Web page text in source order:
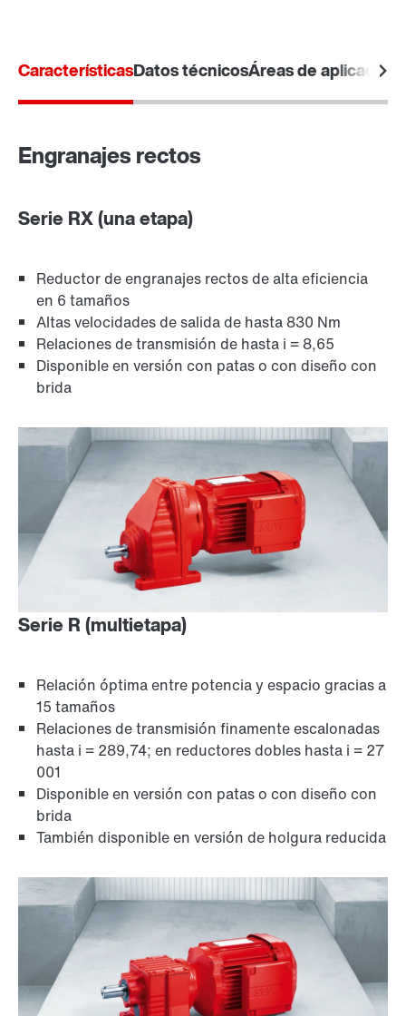
Unidades de diagnóstico Opción /DUE
Otras características adicionales
CaracterísticasDatos técnicosÁreas de aplicación
Engranajes rectos
Serie RX (una etapa)
Reductor de engranajes rectos de alta eficiencia
en 6 tamaños
Altas velocidades de salida de hasta 830 Nm
Relaciones de transmisión de hasta i = 8,65
Disponible en versión con patas o con diseño con
brida
Serie R (multietapa)
Relación óptima entre potencia y espacio gracias a
15 tamaños
Relaciones de transmisión finamente escalonadas
hasta i = 289,74; en reductores dobles hasta i = 27
001
Disponible en versión con patas o con diseño con
brida
También disponible en versión de holgura reducida